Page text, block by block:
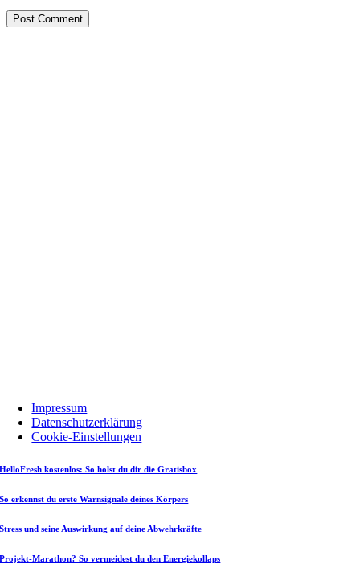
Impressum
Datenschutzerklärung
Cookie-Einstellungen
HelloFresh kostenlos: So holst du dir die Gratisbox
So erkennst du erste Warnsignale deines Körpers
Stress und seine Auswirkung auf deine Abwehrkräfte
Projekt-Marathon? So vermeidest du den Energiekollaps